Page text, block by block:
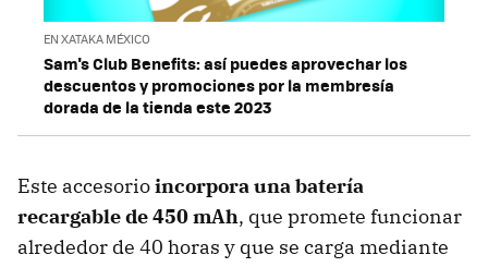
EN XATAKA MÉXICO
Sam's Club Benefits: así puedes aprovechar los
descuentos y promociones por la membresía
dorada de la tienda este 2023
Este accesorioincorpora una batería
recargable de 450 mAh, que promete funcionar
alrededor de 40 horas y que se carga mediante